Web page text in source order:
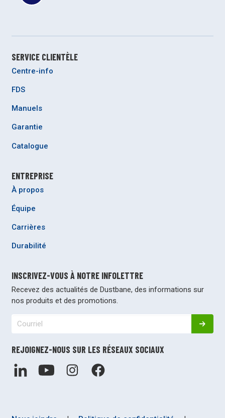
SERVICE CLIENTÈLE
Centre-info
FDS
Manuels
Garantie
Catalogue
ENTREPRISE
À propos
Équipe
Carrières
Durabilité
INSCRIVEZ-VOUS À NOTRE INFOLETTRE
Recevez des actualités de Dustbane, des informations sur
nos produits et des promotions.
REJOIGNEZ-NOUS SUR LES RÉSEAUX SOCIAUX